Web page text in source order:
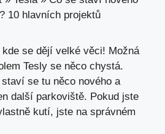
10 hlavních projektů
se dějí velké věci! Možná
Tesly se něco chystá.
se tu něco nového a
další parkoviště. Pokud jste
kutí, jste na správném